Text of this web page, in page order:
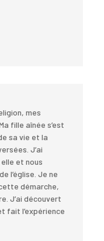
mes
fille aînée s’est
sa vie et la
J’ai
et nous
l’église. Je ne
démarche,
J’ai découvert
fait l’expérience